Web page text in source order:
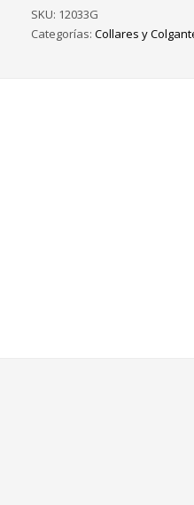
SKU: 12033G
Categorías: Collares y